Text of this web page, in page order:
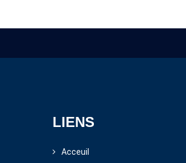
LIENS
Acceuil